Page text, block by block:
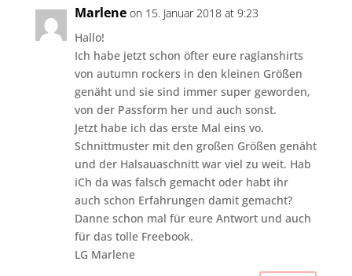
Marlene on 15. Januar 2018 at 9:23
Hallo!
Ich habe jetzt schon öfter eure raglanshirts
von autumn rockers in den kleinen Größen
genäht und sie sind immer super geworden,
von der Passform her und auch sonst.
Jetzt habe ich das erste Mal eins vo.
Schnittmuster mit den großen Größen genäht
und der Halsauaschnitt war viel zu weit. Hab
iCh da was falsch gemacht oder habt ihr
auch schon Erfahrungen damit gemacht?
Danne schon mal für eure Antwort und auch
für das tolle Freebook.
LG Marlene